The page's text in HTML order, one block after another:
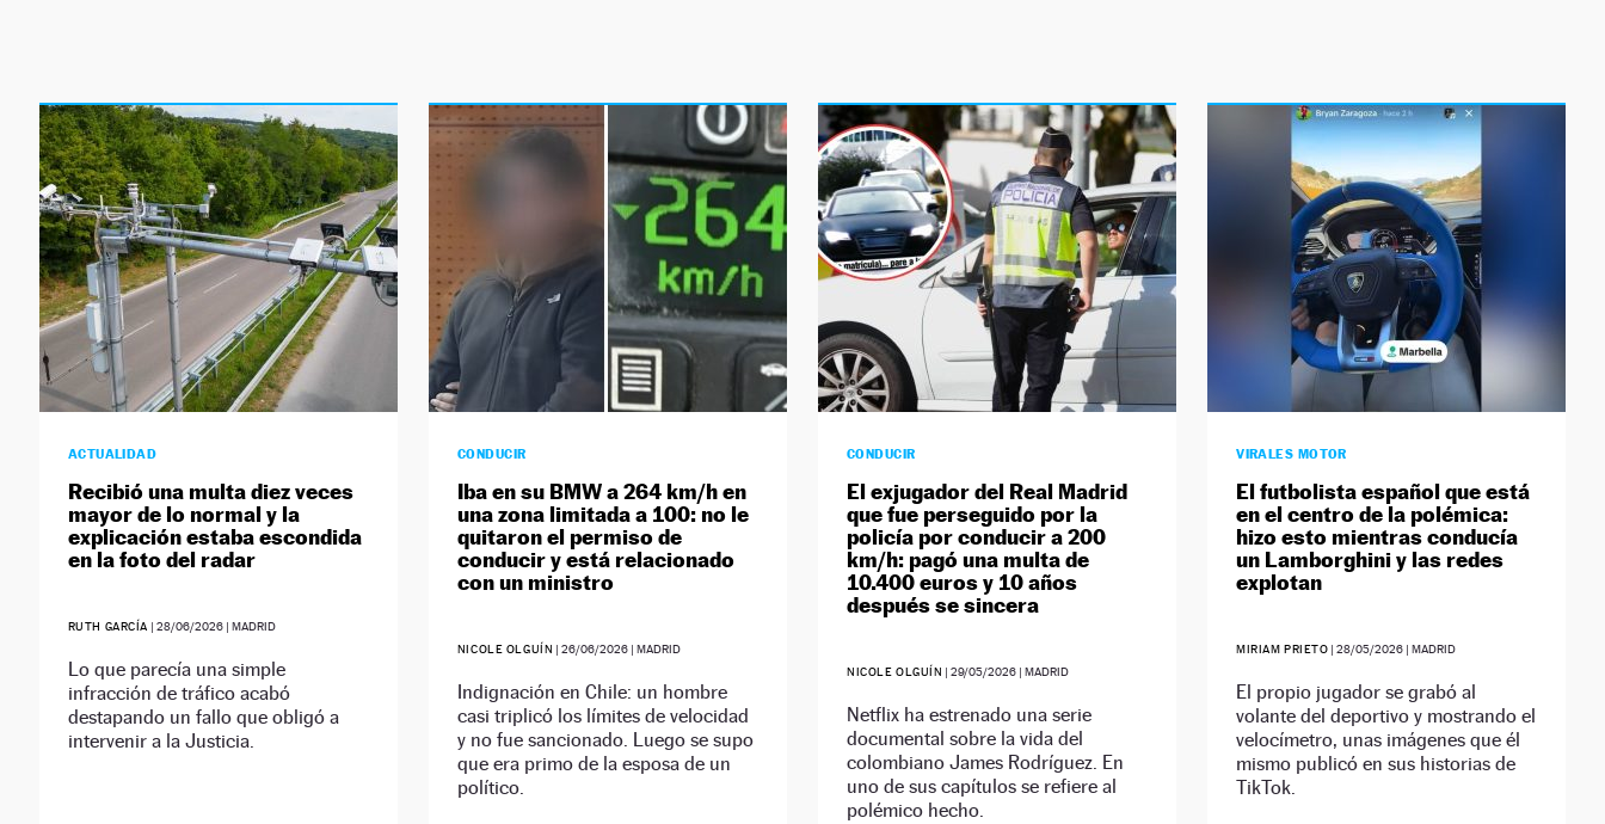
ACTUALIDAD
Recibió una multa diez veces
mayor de lo normal y la
explicación estaba escondida
en la foto del radar
RUTH GARCÍA |28/06/2026 | MADRID
Lo que parecía una simple
infracción de tráfico acabó
destapando un fallo que obligó a
intervenir a la Justicia.
CONDUCIR
Iba en su BMW a 264 km/h en
una zona limitada a 100: no le
quitaron el permiso de
conducir y está relacionado
con un ministro
NICOLE OLGUÍN |26/06/2026 | MADRID
Indignación en Chile: un hombre
casi triplicó los límites de velocidad
y no fue sancionado. Luego se supo
que era primo de la esposa de un
político.
CONDUCIR
El exjugador del Real Madrid
que fue perseguido por la
policía por conducir a 200
km/h: pagó una multa de
10.400 euros y 10 años
después se sincera
NICOLE OLGUÍN |29/05/2026 | MADRID
Netflix ha estrenado una serie
documental sobre la vida del
colombiano James Rodríguez. En
uno de sus capítulos se refiere al
polémico hecho.
VIRALES MOTOR
El futbolista español que está
en el centro de la polémica:
hizo esto mientras conducía
un Lamborghini y las redes
explotan
MIRIAM PRIETO |28/05/2026 | MADRID
El propio jugador se grabó al
volante del deportivo y mostrando el
velocímetro, unas imágenes que él
mismo publicó en sus historias de
TikTok.